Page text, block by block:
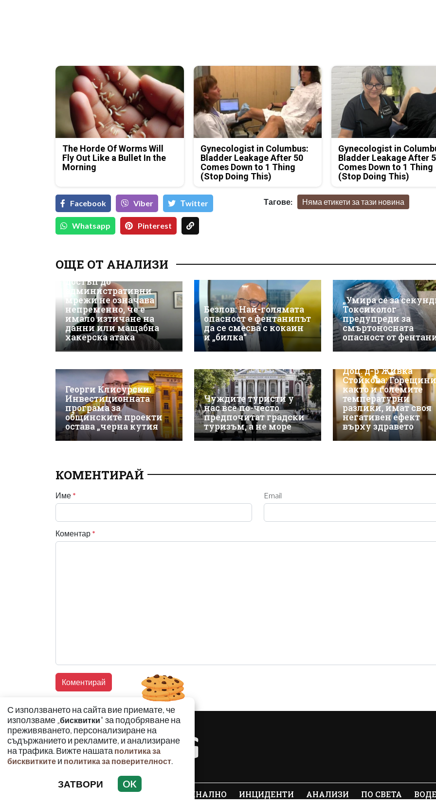
The Horde Of Worms Will
Fly Out Like a Bullet In the
Morning
Gynecologist in Columbus:
Bladder Leakage After 50
Comes Down to 1 Thing
(Stop Doing This)
Gynecologist in
Bladder Leakage After
Comes Down to 1 Thing
(Stop Doing This)
Facebook Viber Тwitter
Whatsapp Pinterest
Тагове: Няма етикети за тази новина
ОЩЕ ОТ АНАЛИЗИ
киберсигурност:
Неоторизираният
достъп до
административни
мрежи не означава
непременно, че е
имало изтичане на
данни или мащабна
хакерска атака
Безлов: Най-голямата
опасност е фентанилът
да се смесва с кокаин
и „билка“
„Умира се за
Токсиколог
предупреди за
смъртоносната
опасност от
Георги Клисурски:
Инвестиционната
програма за
общинските проекти
остава „черна кутия
Чуждите туристи у
нас все по-често
предпочитат градски
туризъм, а не море
Доц. д-р Живка
Стойкова:
както и големите
температурни
разлики, имат своя
негативен ефект
върху здравето
КОМЕНТИРАЙ
Име * Email
Коментар *
С използването на сайта вие приемате, че
използваме „бисквитки" за подобряване на
преживяването, персонализиране на
съдържанието и рекламите, и анализиране
на трафика. Вижте нашата политика за
бисквитките и политика за поверителност.
ЗАТВОРИ OK
КРИМИНАЛНО ИНЦИДЕНТИ АНАЛИЗИ ПО СВЕТА